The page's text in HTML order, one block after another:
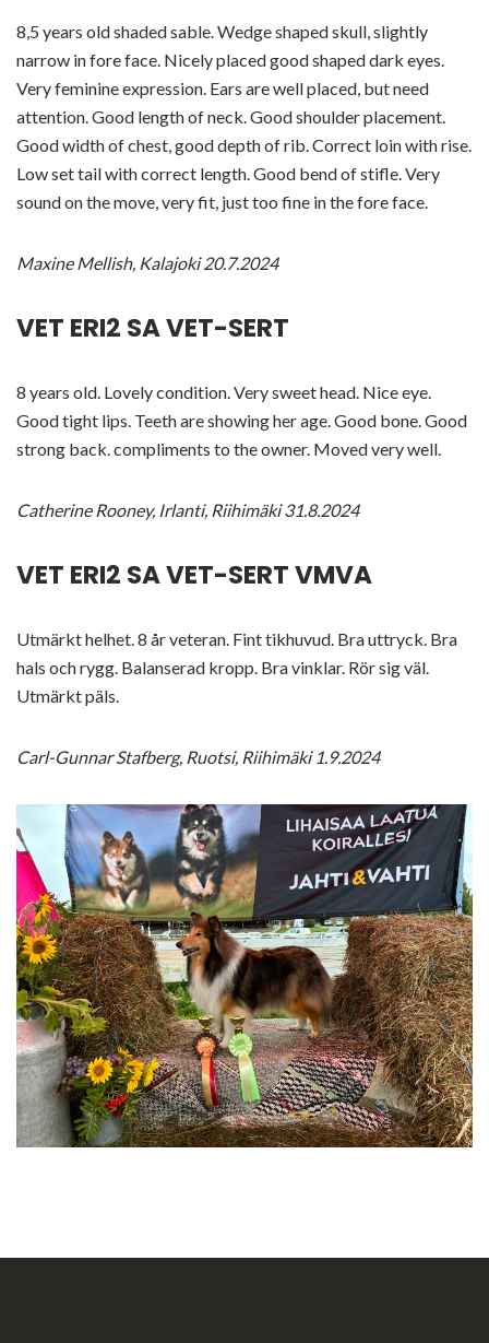
8,5 years old shaded sable. Wedge shaped skull, slightly
narrow in fore face. Nicely placed good shaped dark eyes.
Very feminine expression. Ears are well placed, but need
attention. Good length of neck. Good shoulder placement.
Good width of chest, good depth of rib. Correct loin with rise.
Low set tail with correct length. Good bend of stifle. Very
sound on the move, very fit, just too fine in the fore face.
Maxine Mellish, Kalajoki 20.7.2024
VET ERI2 SA VET-SERT
8 years old. Lovely condition. Very sweet head. Nice eye.
Good tight lips. Teeth are showing her age. Good bone. Good
strong back. compliments to the owner. Moved very well.
Catherine Rooney, Irlanti, Riihimäki 31.8.2024
VET ERI2 SA VET-SERT VMVA
Utmärkt helhet. 8 år veteran. Fint tikhuvud. Bra uttryck. Bra
hals och rygg. Balanserad kropp. Bra vinklar. Rör sig väl.
Utmärkt päls.
Carl-Gunnar Stafberg, Ruotsi, Riihimäki 1.9.2024